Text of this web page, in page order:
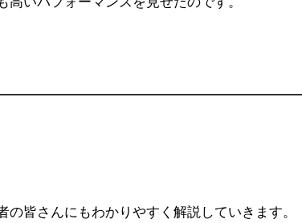
皆さんにもわかりやすく解説していきます。